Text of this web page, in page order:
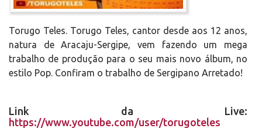
Torugo Teles. Torugo Teles, cantor desde aos 12 anos,
natura de Aracaju-Sergipe, vem fazendo um mega
trabalho de produção para o seu mais novo álbum, no
estilo Pop. Confiram o trabalho de Sergipano Arretado!
Link da Live:
https://www.youtube.com/user/torugoteles